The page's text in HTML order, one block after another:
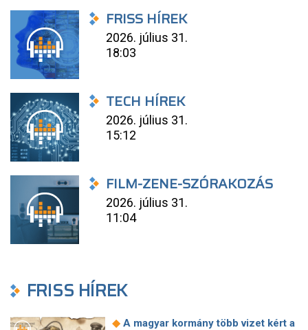
FRISS HÍREK
2026. július 31.
18:03
TECH HÍREK
2026. július 31.
15:12
FILM-ZENE-SZÓRAKOZÁS
2026. július 31.
11:04
FRISS HÍREK
◆ A magyar kormány több vizet kért a